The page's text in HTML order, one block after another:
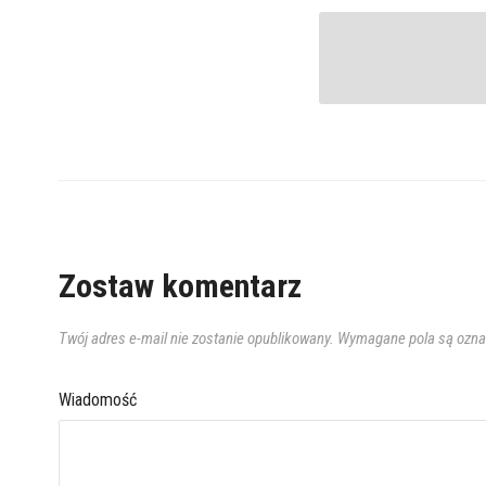
Zostaw komentarz
Twój adres e-mail nie zostanie opublikowany. Wymagane pola są
Wiadomość